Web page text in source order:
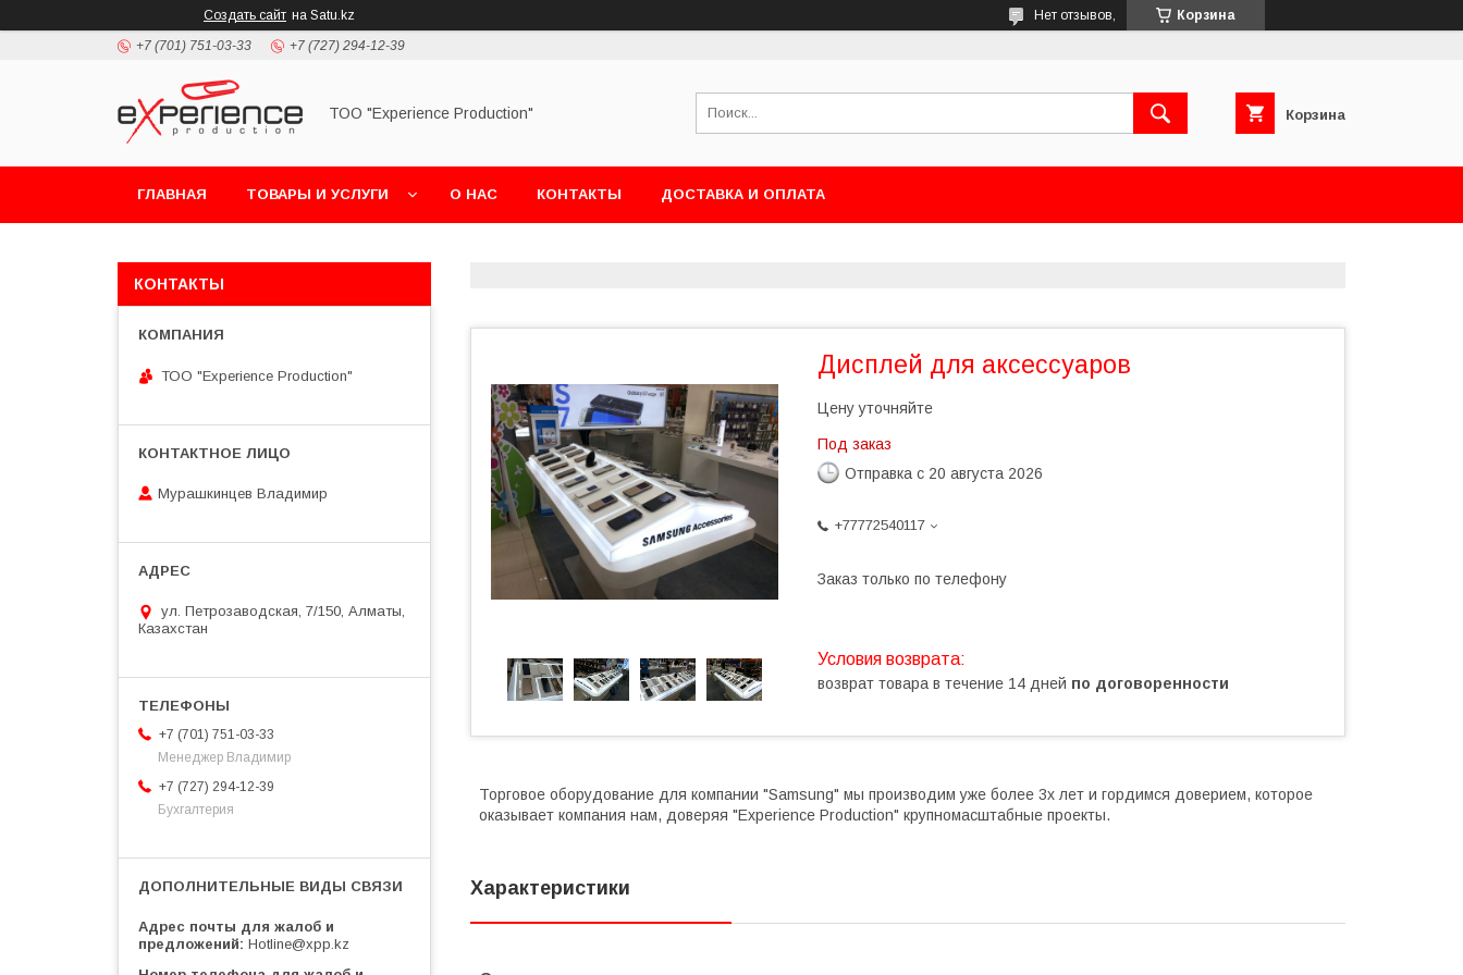
Создать сайт на Satu.kz Корзина
Нет отзывов,
+7 (701) 751-03-33 +7 (727) 294-12-39
ТОО "Experience Production" Корзина
ГЛАВНАЯ ТОВАРЫ И УСЛУГИ О НАС КОНТАКТЫ ДОСТАВКА И ОПЛАТА
Дисплей для аксессуаров
Цену уточняйте
Под заказ
Отправка с 20 августа 2026
+77772540117
Заказ только по телефону
возврат товара в течение 14 дней по договоренности
Торговое оборудование для компании "Samsung" мы производим уже более 3х лет и гордимся доверием, которое
оказывает компания нам, доверяя "Experience Production" крупномасштабные проекты.
Характеристики
КОНТАКТЫ
ТОО "Experience Production"
Мурашкинцев Владимир
ул. Петрозаводская, 7/150, Алматы,
Казахстан
+7 (701) 751-03-33
Менеджер Владимир
+7 (727) 294-12-39
Бухгалтерия
Адрес почты для жалоб и
предложений Hotline@xpp.kz